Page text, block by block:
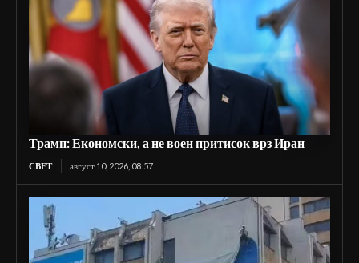
Трамп: Економски, а не воен притисок врз Иран
СВЕТ август 10, 2026, 08:57